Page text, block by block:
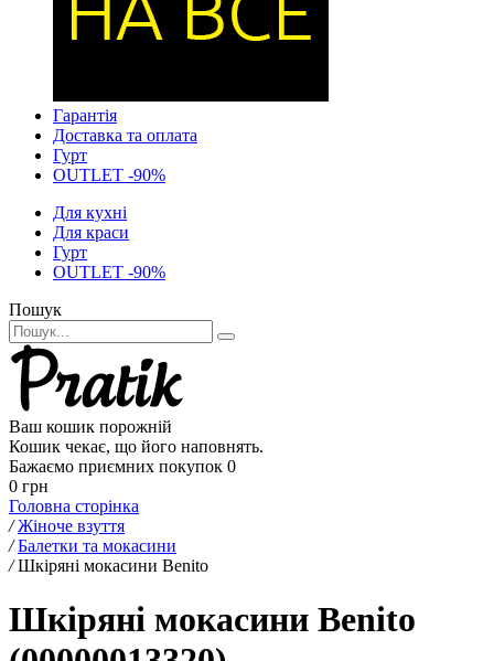
Гарантія
Доставка та оплата
Гурт
OUTLET -90%
Для кухні
Для краси
Гурт
OUTLET -90%
Пошук
Ваш кошик порожній
Кошик чекає, що його наповнять.
Бажаємо приємних покупок 0
0 грн
Головна сторінка
/ Жіноче взуття
/ Балетки та мокасини
/ Шкіряні мокасини Benito
Шкіряні мокасини Benito